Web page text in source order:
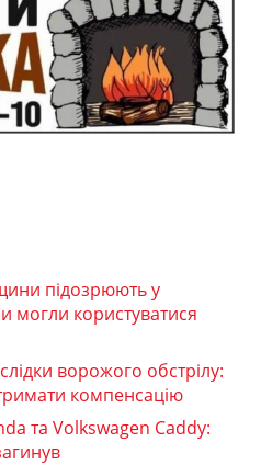
підозрюють у
могли користуватися
ворожого обстрілу:
компенсацію
та Volkswagen Caddy: